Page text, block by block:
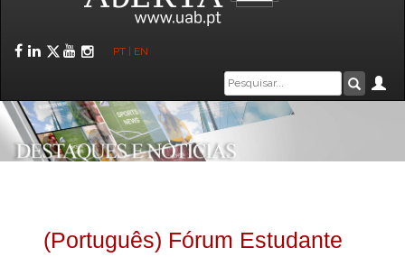
Facebook
LinkedIn
Twitter
YouTube
Instagram
PT EN
Caixa
de
pesquisa
(Português) Fórum Estudante